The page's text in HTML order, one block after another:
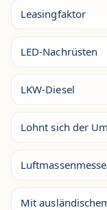
Leasingfaktor
LED-Nachrüsten
LKW-Diesel
Lohnt sich der
Mit